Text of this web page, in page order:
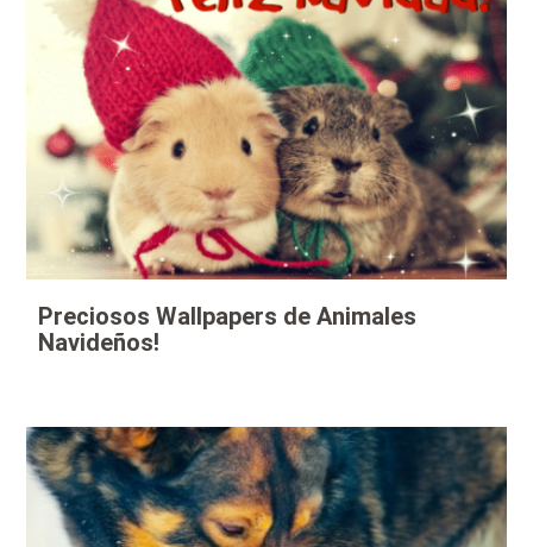
Preciosos Wallpapers de Animales
Navideños!